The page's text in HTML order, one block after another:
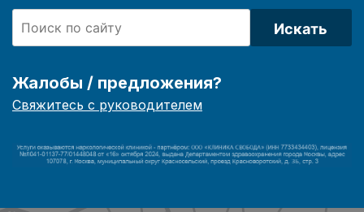
Искать
Жалобы / предложения?
Свяжитесь с руководителем